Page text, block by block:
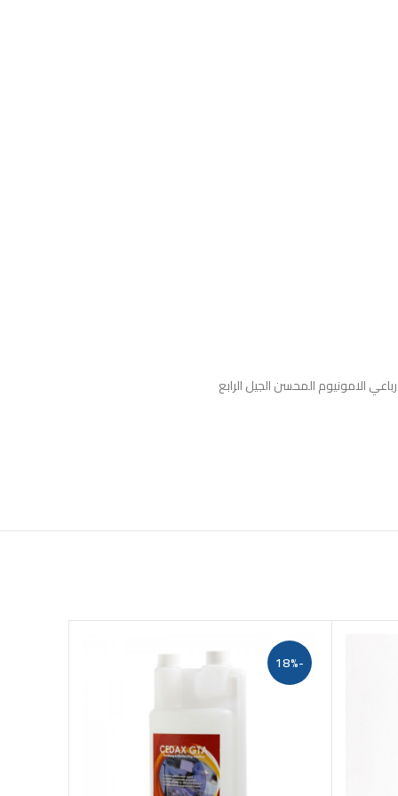
المحسن الجيل الرابع
-18%